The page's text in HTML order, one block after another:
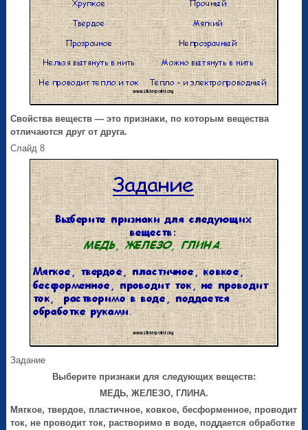
Свойства веществ — это признаки, по которым вещества
отличаются друг от друга.
Слайд 8
Задание
Выберите признаки для следующих веществ:
МЕДЬ, ЖЕЛЕЗО, ГЛИНА.
Мягкое, твердое, пластичное, ковкое, бесформенное, проводит
ток, не проводит ток, растворимо в воде, поддается обработке